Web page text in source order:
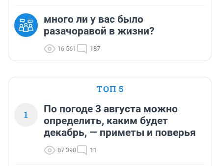
много ли у вас было
разачоравой в жизни?
16 561 187
ТОП 5
1
По погоде 3 августа можно
определить, каким будет
декабрь, — приметы и поверья
87 390 11